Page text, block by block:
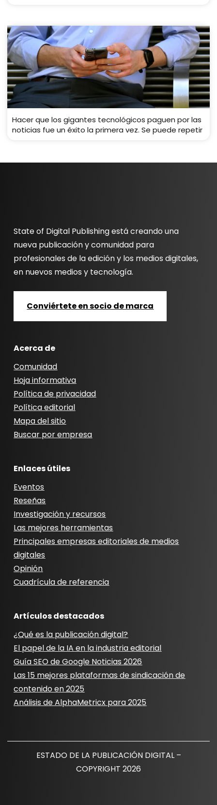
Hacer que los gigantes tecnológicos paguen por las
noticias fue un éxito la primera vez. Se puede repetir
State of Digital Publishing está creando una
nueva publicación y comunidad para
profesionales de la edición y los medios digitales,
en nuevos medios y tecnología.
Conviértete en socio de marca
Acerca de
Comunidad
Hoja informativa
Política de privacidad
Política editorial
Mapa del sitio
Buscar por empresa
Enlaces útiles
Eventos
Reseñas
Investigación y recursos
Las mejores herramientas
Principales empresas editoriales de medios
digitales
Opinión
Cuadrícula de referencia
Artículos destacados
¿Qué es la publicación digital?
El papel de la IA en la industria editorial
Guía SEO de Google Noticias 2026
Las 15 mejores plataformas de sindicación de
contenido en 2025
Análisis de AlphaMetricx para 2025
ESTADO DE LA PUBLICACIÓN DIGITAL –
COPYRIGHT 2026